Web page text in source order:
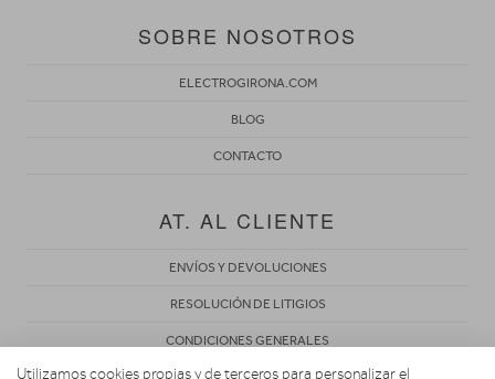
SOBRE NOSOTROS
ELECTROGIRONA.COM
BLOG
CONTACTO
AT. AL CLIENTE
ENVÍOS Y DEVOLUCIONES
RESOLUCIÓN DE LITIGIOS
CONDICIONES GENERALES
Utilizamos cookies propias y de terceros para personalizar el